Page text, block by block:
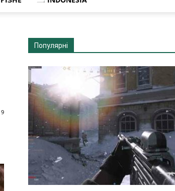
9
Популярні